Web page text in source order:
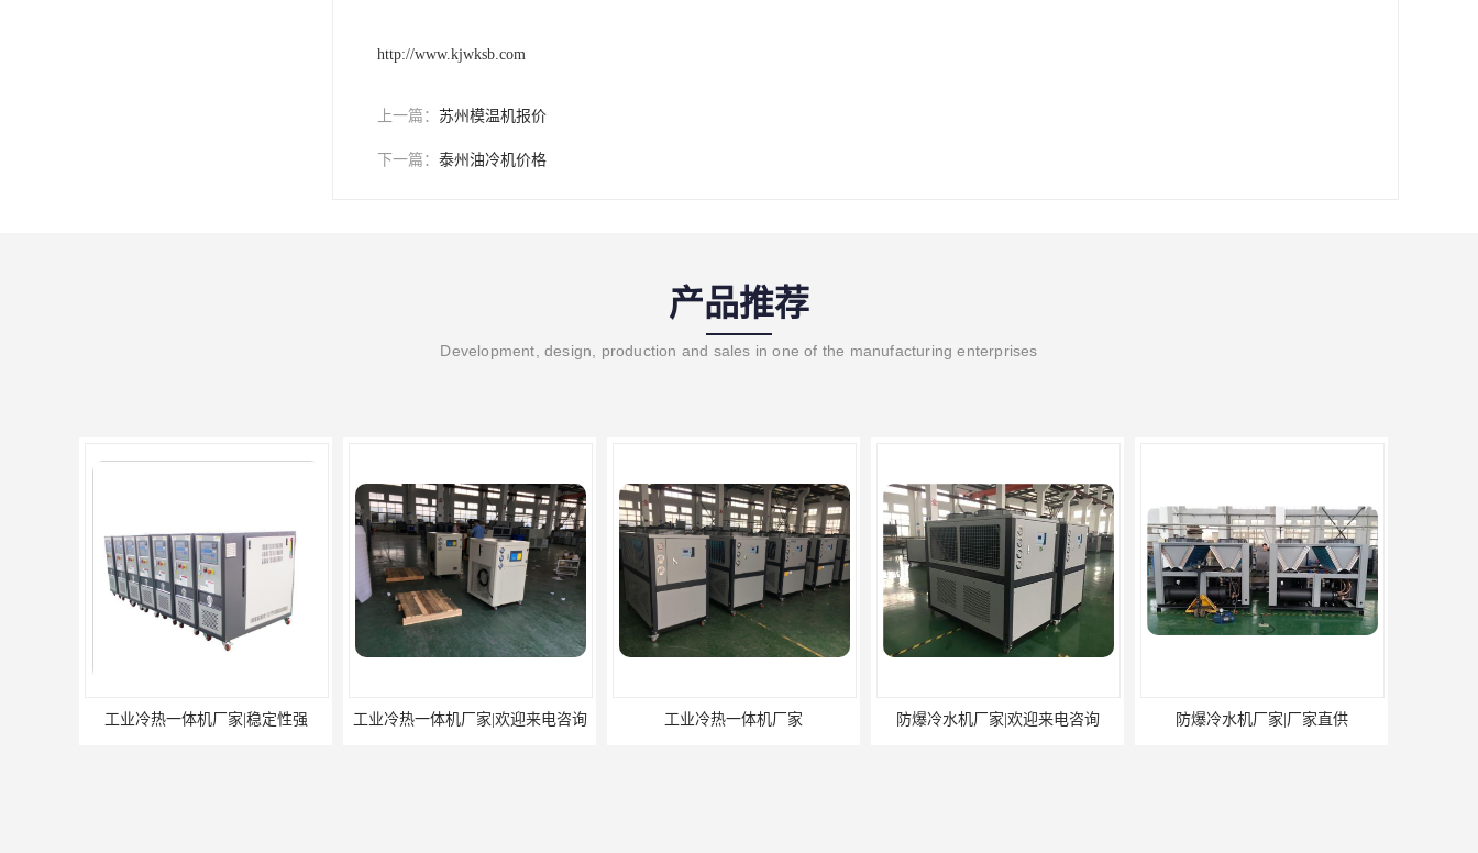
http://www.kjwksb.com
上一篇： 苏州模温机报价
下一篇： 泰州油冷机价格
产品推荐
Development, design, production and sales in one of the manufacturing enterprises
工业冷热一体机厂家|稳定性强 工业冷热一体机厂家|欢迎来电咨询 工业冷热一体机厂家 防爆冷水机厂家|欢迎来电咨询 防爆冷水机厂家|厂家直供